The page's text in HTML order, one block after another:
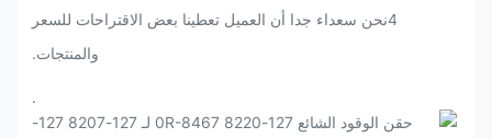
4نحن سعداء جدا أن العميل تعطينا بعض الاقتراحات للسعر
والمنتجات.
.